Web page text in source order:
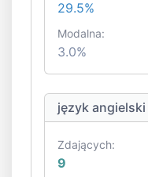
29.5%
Modalna:
3.0%
język angielski
Zdających:
9